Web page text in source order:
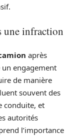
une infraction
après
un engagement
de manière
souvent des
conduite, et
autorités
l’importance